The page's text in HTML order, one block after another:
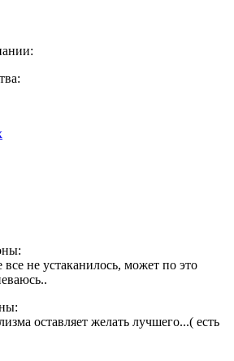
не устаканилось, может по это
оставляет желать лучшего...( есть